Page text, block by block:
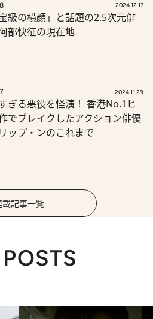
2024.12.13
宝級の横顔」と話題の2.5次元俳
部快征の現在地
2024.11.29
ぎる悪役を怪演！ 香港No.1ヒ
でブレイクしたアクション俳優
ップ・ンのこれまで
載記事一覧